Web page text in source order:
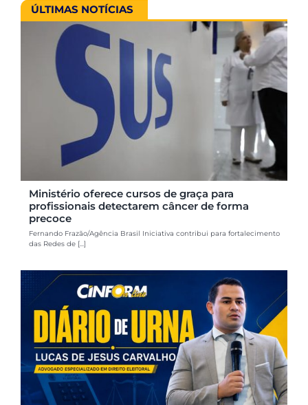
ÚLTIMAS NOTÍCIAS
Ministério oferece cursos de graça para
profissionais detectarem câncer de forma
precoce
Fernando Frazão/Agência Brasil Iniciativa contribui para fortalecimento
das Redes de [...]